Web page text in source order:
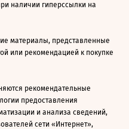
наличии гиперссылки на
материалы, представленные
или рекомендацией к покупке
рекомендательные
предоставления
и анализа сведений,
сети «Интернет»,